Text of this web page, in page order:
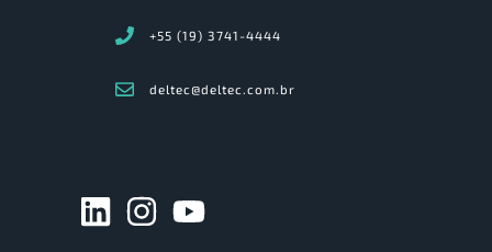
+55 (19) 3741-4444
deltec@deltec.com.br